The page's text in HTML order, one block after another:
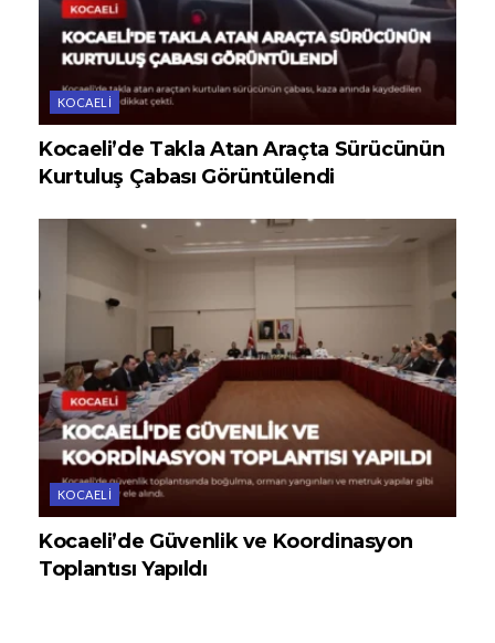
KOCAELI
Kocaeli’de Takla Atan Araçta Sürücünün
Kurtuluş Çabası Görüntülendi
KOCAELI
Kocaeli’de Güvenlik ve Koordinasyon
Toplantısı Yapıldı